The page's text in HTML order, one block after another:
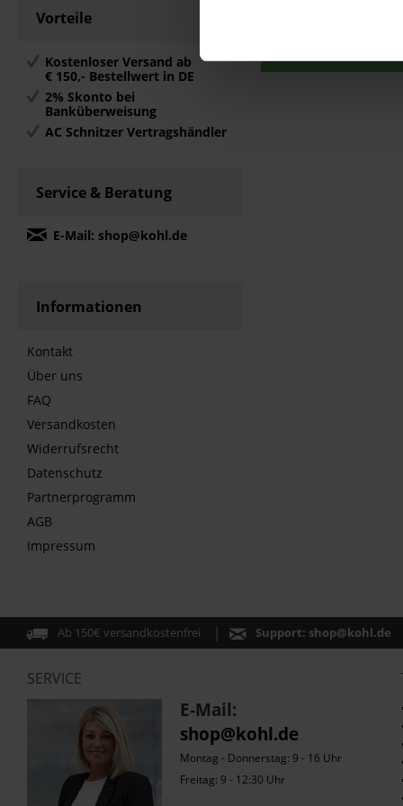
Vorteile
Kostenloser Versand ab
€ 150,- Bestellwert in DE
2% Skonto bei
Banküberweisung
AC Schnitzer Vertragshändler
Service & Beratung
E-Mail: shop@kohl.de
Informationen
Kontakt
Über uns
FAQ
Versandkosten
Widerrufsrecht
Datenschutz
Partnerprogramm
AGB
Impressum
Ab 150€ versandkostenfrei Support: shop@kohl.de
SERVICE
E-Mail:
shop@kohl.de
Montag - Donnerstag: 9 - 16 Uhr
Freitag: 9 - 12:30 Uhr